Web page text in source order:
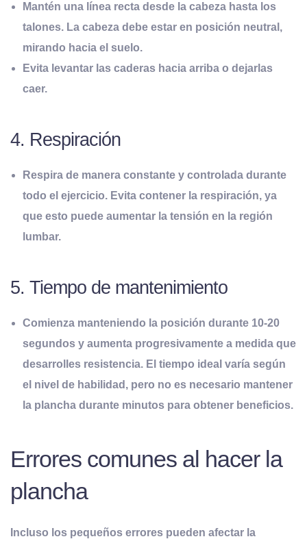
Mantén una línea recta desde la cabeza hasta los
talones. La cabeza debe estar en posición neutral,
mirando hacia el suelo.
Evita levantar las caderas hacia arriba o dejarlas
caer.
4. Respiración
Respira de manera constante y controlada durante
todo el ejercicio. Evita contener la respiración, ya
que esto puede aumentar la tensión en la región
lumbar.
5. Tiempo de mantenimiento
Comienza manteniendo la posición durante 10-20
segundos y aumenta progresivamente a medida que
desarrolles resistencia. El tiempo ideal varía según
el nivel de habilidad, pero no es necesario mantener
la plancha durante minutos para obtener beneficios.
Errores comunes al hacer la
plancha
Incluso los pequeños errores pueden afectar la